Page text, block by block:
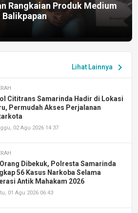
Rangkaian Produk Medium
Balikpapan
Lihat Lainnya chevron_right
Cititrans Samarinda Hadir di Lokasi
Permudah Akses Perjalanan
02 Agu 2026 14:37
Dibekuk, Polresta Samarinda
56 Kasus Narkoba Selama
Antik Mahakam 2026
01 Agu 2026 06:43